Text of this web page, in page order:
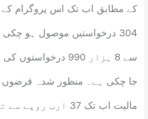
304 درخواستیں موصول ہو
سے 8 ہزار 990
جا چکی ہے۔ منظور شدہ
مالیت اب تک 37 ارب